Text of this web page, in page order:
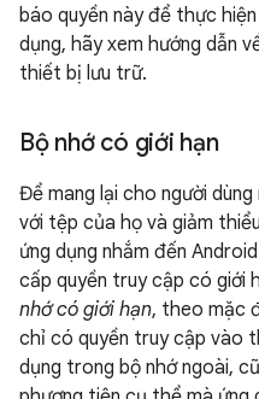
báo quyền này để thực
dụng, hãy xem hướng dẫn
thiết bị lưu trữ.
Bộ nhớ có giới hạn
Để mang lại cho người
với tệp của họ và giảm
ứng dụng nhắm đến
cấp quyền truy cập có giới
nhớ có giới hạn, theo mặc
chỉ có quyền truy cập vào
dụng trong bộ nhớ ngoài,